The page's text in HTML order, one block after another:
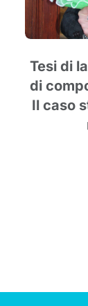
Tesi di
di
Il caso